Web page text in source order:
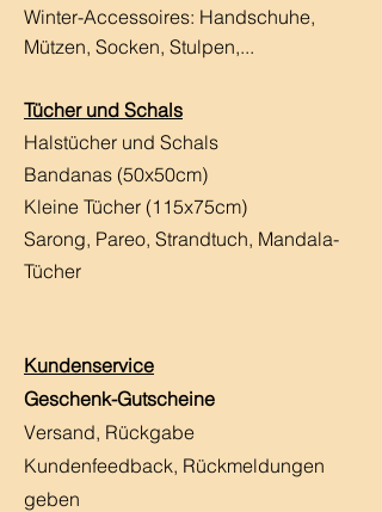
Winter-Accessoires: Handschuhe,
Mützen, Socken, Stulpen,...
Tücher und Schals
Halstücher und Schals
Bandanas (50x50cm)
Kleine Tücher (115x75cm)
Sarong, Pareo, Strandtuch, Mandala-
Tücher
Kundenservice
Geschenk-Gutscheine
Versand, Rückgabe
Kundenfeedback, Rückmeldungen
geben